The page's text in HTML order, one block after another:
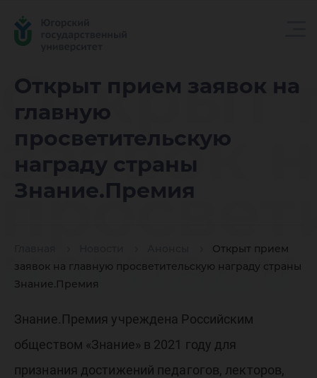
Открыт прием заявок на
главную
просветительскую
награду страны
Знание.Премия
Открыт прием
заявок на главную просветительскую награду страны
Знание.Премия
Открыт
заявок
Знание.Премия учреждена Российским
обществом «Знание» в 2021 году для
признания достижений педагогов, лекторов,